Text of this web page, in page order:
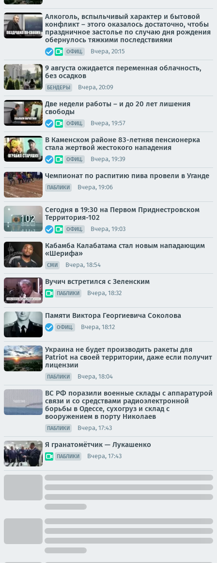
Алкоголь, вспыльчивый характер и бытовой
конфликт – этого оказалось достаточно, чтобы
праздничное застолье по случаю дня рождения
обернулось тяжкими последствиями
ОФИЦ. Вчера, 20:15
9 августа ожидается переменная облачность,
без осадков
БЕНДЕРЫ Вчера, 20:09
Две недели работы – и до 20 лет лишения
свободы
ОФИЦ. Вчера, 19:57
В Каменском районе 83-летняя пенсионерка
стала жертвой жестокого нападения
ОФИЦ. Вчера, 19:39
Чемпионат по распитию пива провели в Уганде
ПАБЛИКИ Вчера, 19:06
Сегодня в 19:30 на Первом Приднестровском
Территория-102
ОФИЦ. Вчера, 19:03
Кабамба Калабатама стал новым нападающим
«Шерифа»
СМИ Вчера, 18:54
Вучич встретился с Зеленским
ПАБЛИКИ Вчера, 18:32
Памяти Виктора Георгиевича Соколова
ОФИЦ. Вчера, 18:12
Украина не будет производить ракеты для
Patriot на своей территории, даже если получит
лицензии
ПАБЛИКИ Вчера, 18:04
ВС РФ поразили военные склады с аппаратурой
связи и со средствами радиоэлектронной
борьбы в Одессе, сухогруз и склад с
вооружением в порту Николаев
ПАБЛИКИ Вчера, 17:43
Я гранатомётчик — Лукашенко
ПАБЛИКИ Вчера, 17:43